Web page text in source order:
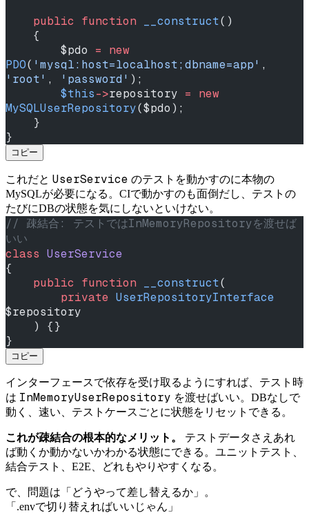
    public
function __construct()
    {
        $pdo
= new
PDO( 'mysql:host=localhost;dbname=app'
'root' , 'password' );
        $this
->repository = new
MySQLUserRepository($pdo);
    }
}
コピー
これだと UserService のテストを動かすのに本物の
MySQLが必要になる。CIで動かすのも面倒だし、テストの
たびにDBの状態を気にしないといけない。
// 疎結合: テストではInMemoryRepositoryを渡せば
いい
class UserService
{
    public
function __construct(
        private
UserRepositoryInterface
$repository
    ) {}
}
コピー
インターフェースで依存を受け取るようにすれば、テスト時
は InMemoryUserRepository を渡せばいい。DBなしで
動く、速い、テストケースごとに状態をリセットできる。
これが疎結合の根本的なメリット。
テストデータさえあれ
ば動くか動かないかわかる状態にできる。ユニットテスト、
結合テスト、E2E、どれもやりやすくなる。
で、問題は「どうやって差し替えるか」。
「.envで切り替えればいいじゃん」